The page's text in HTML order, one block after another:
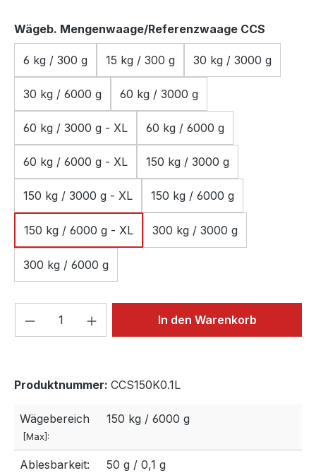
Wägeb. Mengenwaage/Referenzwaage CCS
6 kg / 300 g 15 kg / 300 g 30 kg / 3000 g
30 kg / 6000 g 60 kg / 3000 g
60 kg / 3000 g - XL 60 kg / 6000 g
60 kg / 6000 g - XL 150 kg / 3000 g
150 kg / 3000 g - XL 150 kg / 6000 g
150 kg / 6000 g - XL 300 kg / 3000 g
300 kg / 6000 g
Produkt Anzahl: Gib denIn den Warenkorb
Produktnummer: CCS150K0.1L
Wägebereich
[Max]:
150 kg / 6000 g
Ablesbarkeit: 50 g / 0,1 g